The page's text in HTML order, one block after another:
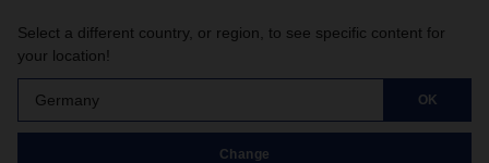
Select a different country, or region, to see specific content for
your location!
Germany OK
Change